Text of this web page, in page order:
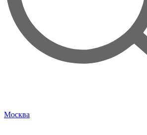
Москва